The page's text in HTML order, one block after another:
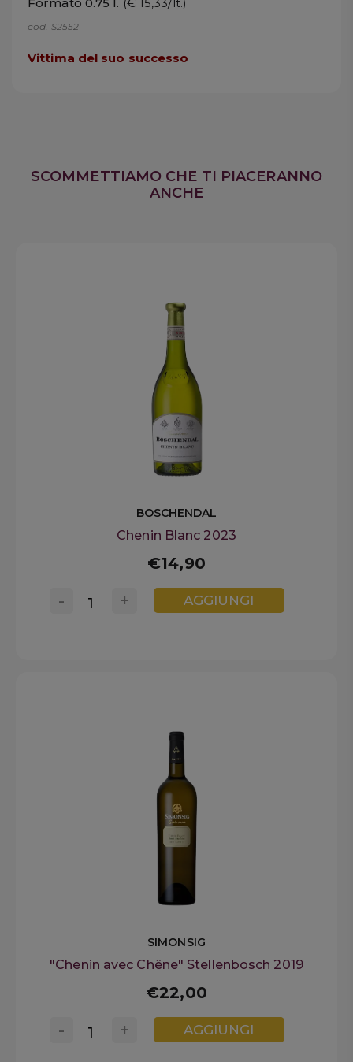
cod. S2552
Vittima del suo successo
SCOMMETTIAMO CHE TI PIACERANNO
ANCHE
BOSCHENDAL
Chenin Blanc 2023
€14,90
+
- AGGIUNGI
SIMONSIG
"Chenin avec Chêne" Stellenbosch 2019
€22,00
+
- AGGIUNGI